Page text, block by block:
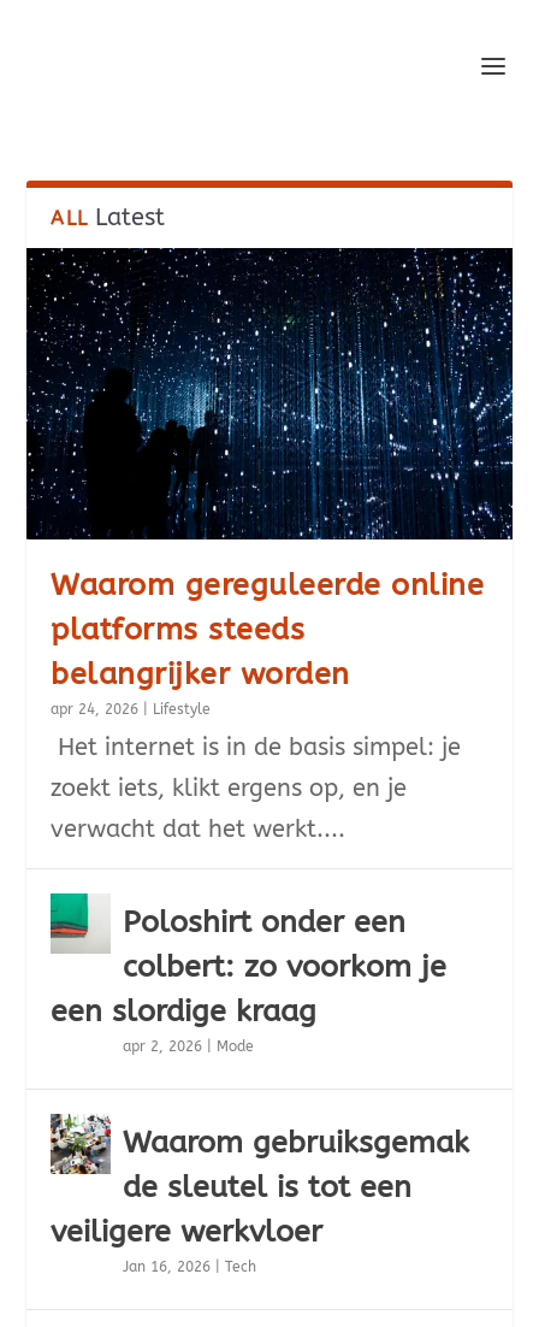
ALL Latest
Waarom gereguleerde online
platforms steeds
belangrijker worden
apr 24, 2026 Lifestyle
Het internet is in de basis simpel: je
zoekt iets, klikt ergens op, en je
verwacht dat het werkt....
Poloshirt onder een
colbert: zo voorkom je
een slordige kraag
apr 2, 2026 Mode
Waarom gebruiksgemak
de sleutel is tot een
veiligere werkvloer
Jan 16, 2026 |Tech